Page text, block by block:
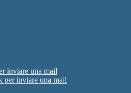
inviare una mail
per inviare una mail